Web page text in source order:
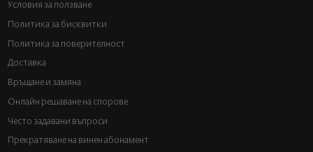
Условия за ползване
Политика за бисквитки
Политика за поверителност
Доставка
Връщане и замяна
Онлайн решаване на спорове
Често задавани въпроси
Прекратяване на винен абонамент